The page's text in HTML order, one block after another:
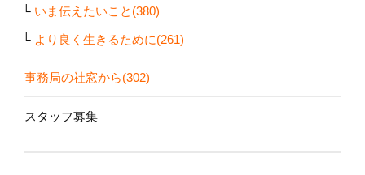
いま伝えたいこと(380)
より良く生きるために(261)
事務局の社窓から(302)
スタッフ募集